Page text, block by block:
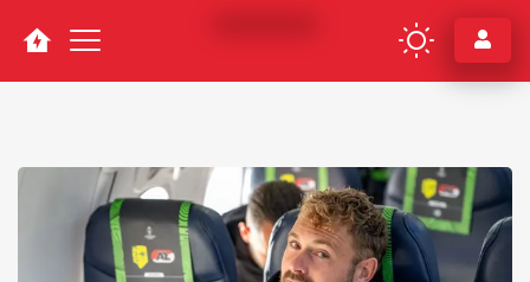
Navigation